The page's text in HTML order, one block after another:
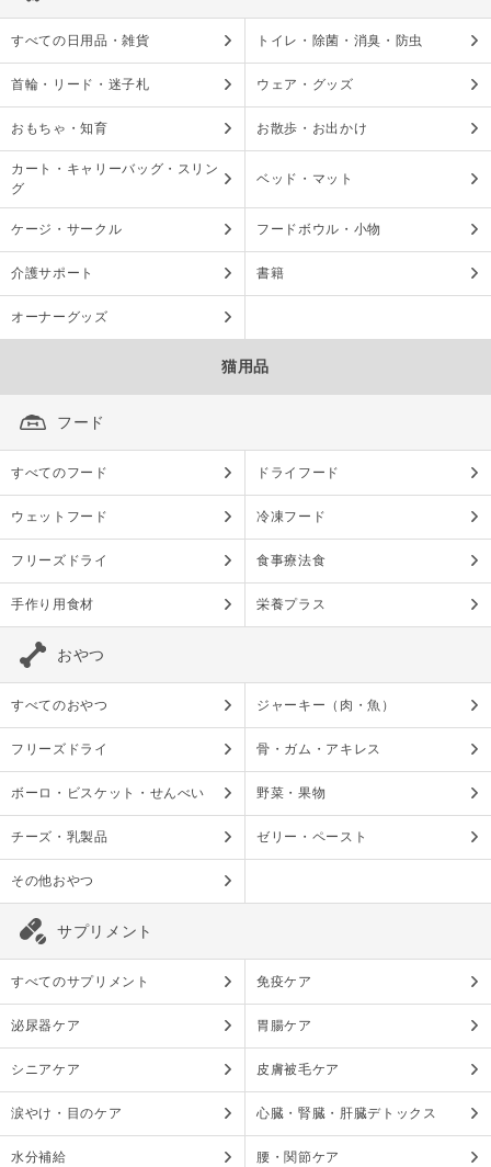
すべての日用品・雑貨 トイレ・除菌・消臭・防虫
首輪・リード・迷子札 ウェア・グッズ
おもちゃ・知育 お散歩・お出かけ
カート・キャリーバッグ・スリン
グ
ベッド・マット
ケージ・サークル フードボウル・小物
介護サポート 書籍
オーナーグッズ
猫用品
フード
すべてのフード ドライフード
ウェットフード 冷凍フード
フリーズドライ 食事療法食
手作り用食材 栄養プラス
おやつ
すべてのおやつ ジャーキー（肉・魚）
フリーズドライ 骨・ガム・アキレス
ボーロ・ビスケット・せんべい 野菜・果物
チーズ・乳製品 ゼリー・ペースト
その他おやつ
サプリメント
すべてのサプリメント 免疫ケア
泌尿器ケア 胃腸ケア
シニアケア 皮膚被毛ケア
涙やけ・目のケア 心臓・腎臓・肝臓デトックス
水分補給 腰・関節ケア